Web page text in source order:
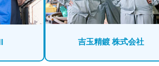
吉玉精鍍 株式会社